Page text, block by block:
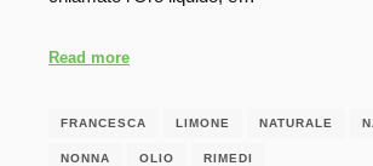
Read more
FRANCESCA LIMONE NATURALE
NONNA OLIO RIMEDI